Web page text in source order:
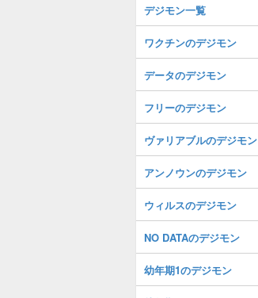
デジモン一覧
ワクチンのデジモン
データのデジモン
フリーのデジモン
ヴァリアブルのデジモン
アンノウンのデジモン
ウィルスのデジモン
NO DATAのデジモン
幼年期1のデジモン